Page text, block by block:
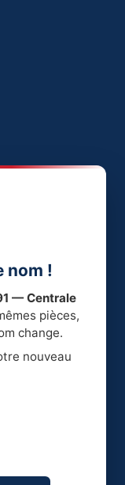
nom !
— Centrale
pièces,
change.
nouveau